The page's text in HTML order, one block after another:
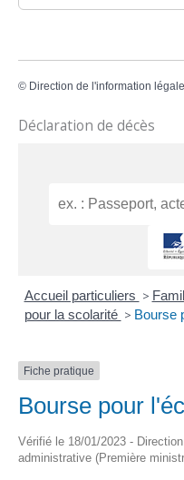
© Direction de l'information
Déclaration de décès
Accueil particuliers >
pour la scolarité > Bourse
Fiche pratique
Bourse pour
Vérifié le 18/01/2023 -
administrative (Première